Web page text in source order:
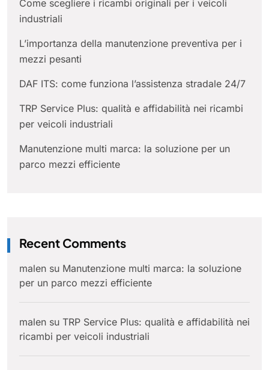
Come scegliere i ricambi originali per i veicoli
industriali
L’importanza della manutenzione preventiva per i
mezzi pesanti
DAF ITS: come funziona l’assistenza stradale 24/7
TRP Service Plus: qualità e affidabilità nei ricambi
per veicoli industriali
Manutenzione multi marca: la soluzione per un
parco mezzi efficiente
Recent Comments
malen su Manutenzione multi marca: la soluzione
per un parco mezzi efficiente
malen su TRP Service Plus: qualità e affidabilità nei
ricambi per veicoli industriali